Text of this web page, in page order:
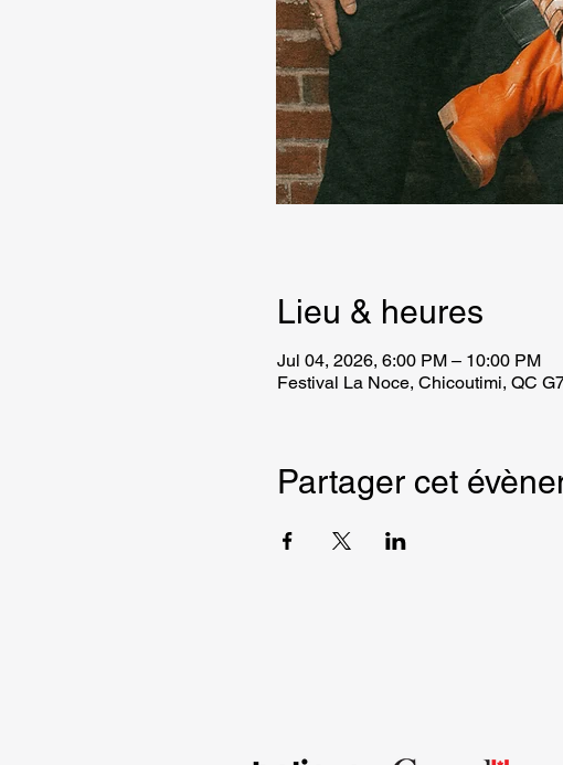
Lieu & heures
Jul 04, 2026, 6:00 PM – 10:00 PM
Festival La Noce, Chicoutimi, QC
Partager cet